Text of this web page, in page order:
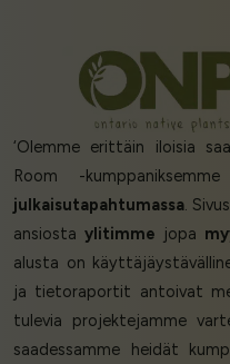
‘Olemme erittäin iloisia
Room -kumppaniksemme
julkaisutapahtumassa.
ansiosta ylitimme jopa
alusta on
ja tietoraportit antoivat
tulevia projektejamme
saadessamme heidät